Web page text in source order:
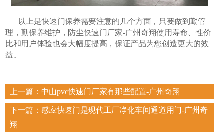
以上是快速门保养需要注意的几个方面，只要做到勤管
理，勤保养维护，防尘快速门厂家-广州奇翔使用寿命、性价
比和用户体验也会大幅度提高，保证产品为您创造更大的效
益。
上一篇： 中山pvc快速门厂家有那些配置-广州奇翔
下一篇： 感应快速门是现代工厂净化车间通道用门-广州奇
翔